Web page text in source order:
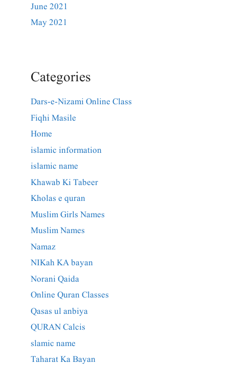
June 2021
May 2021
Categories
Dars-e-Nizami Online Class
Fiqhi Masile
Home
islamic information
islamic name
Khawab Ki Tabeer
Kholas e quran
Muslim Girls Names
Muslim Names
Namaz
NIKah KA bayan
Norani Qaida
Online Quran Classes
Qasas ul anbiya
QURAN Calcis
slamic name
Taharat Ka Bayan